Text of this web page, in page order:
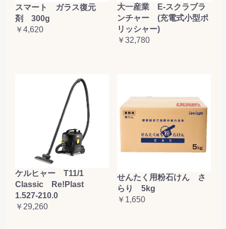
スマート ガラス復元
剤 300g
￥4,620
大一産業 E-スクラブラ
ンチャー (充電式小型ポ
リッシャー)
￥32,780
ケルヒャー T11/1
Classic Re!Plast
1.527-210.0
￥29,260
せんたく用粉石けん さ
らり 5kg
￥1,650